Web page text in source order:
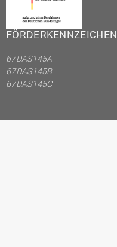
FÖRDERKENNZEICHEN
67DAS145A
67DAS145B
67DAS145C